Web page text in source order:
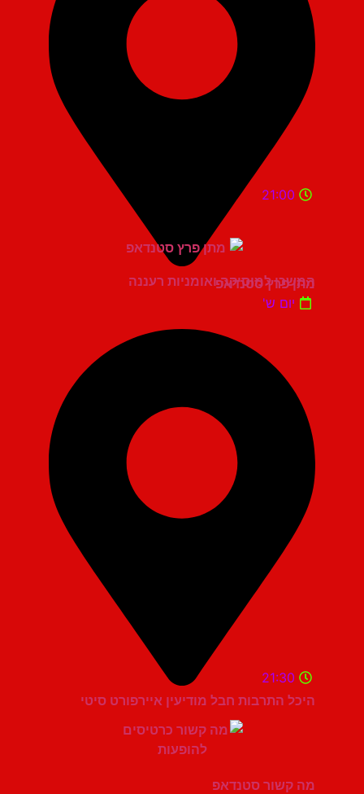
המשכן למוסיקה ואומניות רעננה
21:00
מתן פרץ סטנדאפ
יום ש'
היכל התרבות חבל מודיעין איירפורט סיטי
21:30
מה קשור סטנדאפ